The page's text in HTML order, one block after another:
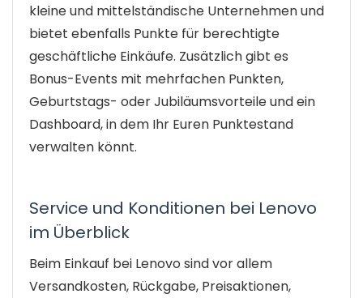
kleine und mittelständische Unternehmen und
bietet ebenfalls Punkte für berechtigte
geschäftliche Einkäufe. Zusätzlich gibt es
Bonus-Events mit mehrfachen Punkten,
Geburtstags- oder Jubiläumsvorteile und ein
Dashboard, in dem Ihr Euren Punktestand
verwalten könnt.
Service und Konditionen bei Lenovo
im Überblick
Beim Einkauf bei Lenovo sind vor allem
Versandkosten, Rückgabe, Preisaktionen,